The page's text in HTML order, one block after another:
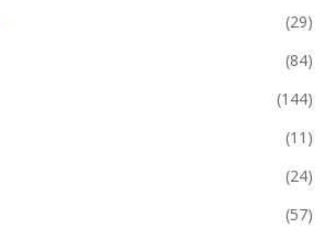
(29)
(84)
(144)
(11)
(24)
(57)